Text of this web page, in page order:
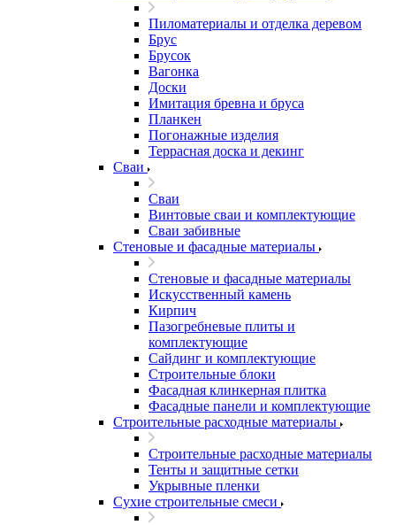
Пиломатериалы и отделка деревом
Брус
Брусок
Вагонка
Доски
Имитация бревна и бруса
Планкен
Погонажные изделия
Террасная доска и декинг
Сваи
Сваи
Винтовые сваи и комплектующие
Сваи забивные
Стеновые и фасадные материалы
Стеновые и фасадные материалы
Искусственный камень
Кирпич
Пазогребневые плиты и
комплектующие
Сайдинг и комплектующие
Строительные блоки
Фасадная клинкерная плитка
Фасадные панели и комплектующие
Строительные расходные материалы
Строительные расходные материалы
Тенты и защитные сетки
Укрывные пленки
Сухие строительные смеси